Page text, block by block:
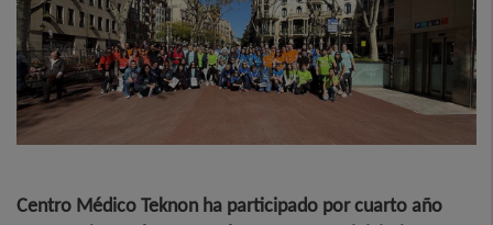
Centro Médico Teknon ha participado por cuarto año